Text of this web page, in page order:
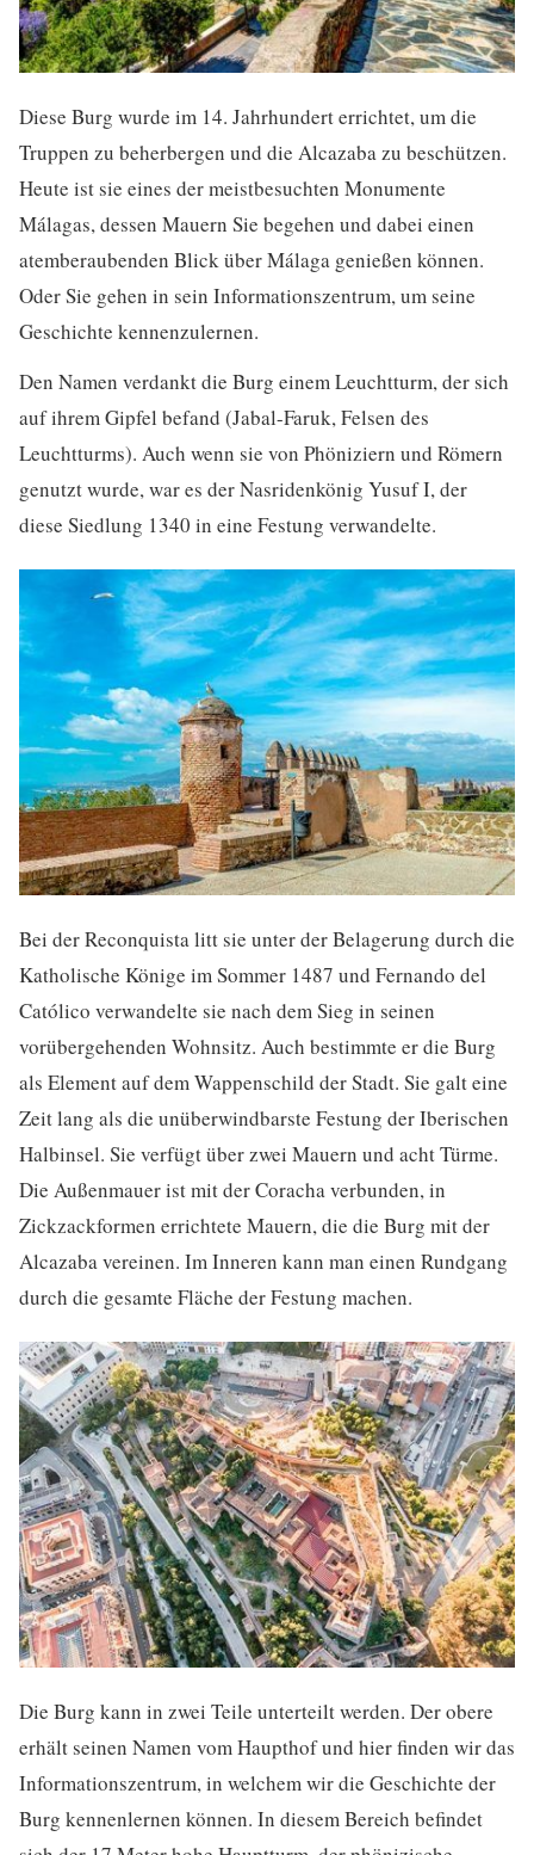
Diese Burg wurde im 14. Jahrhundert errichtet, um die
Truppen zu beherbergen und die Alcazaba zu beschützen.
Heute ist sie eines der meistbesuchten Monumente
Málagas, dessen Mauern Sie begehen und dabei einen
atemberaubenden Blick über Málaga genießen können.
Oder Sie gehen in sein Informationszentrum, um seine
Geschichte kennenzulernen.
Den Namen verdankt die Burg einem Leuchtturm, der sich
auf ihrem Gipfel befand (Jabal-Faruk, Felsen des
Leuchtturms). Auch wenn sie von Phöniziern und Römern
genutzt wurde, war es der Nasridenkönig Yusuf I, der
diese Siedlung 1340 in eine Festung verwandelte.
Bei der Reconquista litt sie unter der Belagerung durch die
Katholische Könige im Sommer 1487 und Fernando del
Católico verwandelte sie nach dem Sieg in seinen
vorübergehenden Wohnsitz. Auch bestimmte er die Burg
als Element auf dem Wappenschild der Stadt. Sie galt eine
Zeit lang als die unüberwindbarste Festung der Iberischen
Halbinsel. Sie verfügt über zwei Mauern und acht Türme.
Die Außenmauer ist mit der Coracha verbunden, in
Zickzackformen errichtete Mauern, die die Burg mit der
Alcazaba vereinen. Im Inneren kann man einen Rundgang
durch die gesamte Fläche der Festung machen.
Die Burg kann in zwei Teile unterteilt werden. Der obere
erhält seinen Namen vom Haupthof und hier finden wir das
Informationszentrum, in welchem wir die Geschichte der
Burg kennenlernen können. In diesem Bereich befindet